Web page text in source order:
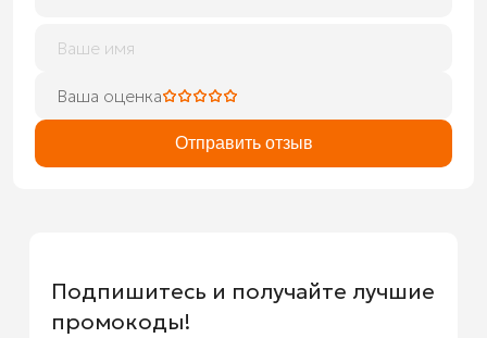
Ваша оценка
Отправить отзыв
Подпишитесь и получайте лучшие
промокоды!